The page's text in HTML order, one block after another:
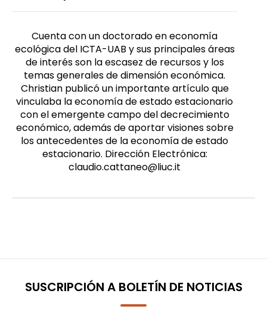
Masculino
Cuenta con un doctorado en economía
ecológica del ICTA-UAB y sus principales áreas
de interés son la escasez de recursos y los
temas generales de dimensión económica.
Christian publicó un importante artículo que
vinculaba la economía de estado estacionario
con el emergente campo del decrecimiento
económico, además de aportar visiones sobre
los antecedentes de la economía de estado
estacionario. Dirección Electrónica:
claudio.cattaneo@liuc.it
SUSCRIPCIÓN A BOLETÍN DE NOTICIAS